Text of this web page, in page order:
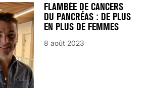
FLAMBÉE DE CANCERS
DU PANCRÉAS : DE PLUS
EN PLUS DE FEMMES
8 août 2023